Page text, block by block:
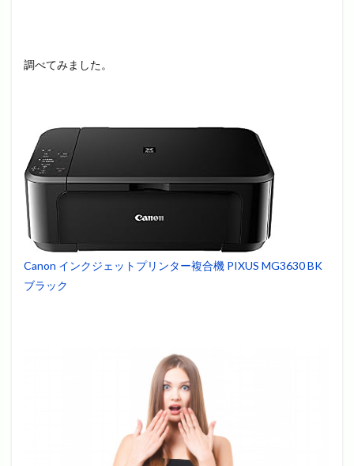
調べてみました。
Canon インクジェットプリンター複合機 PIXUS MG3630 BK
ブラック